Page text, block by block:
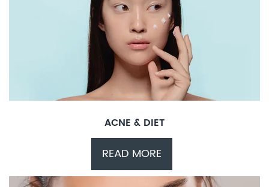
ACNE & DIET
READ MORE